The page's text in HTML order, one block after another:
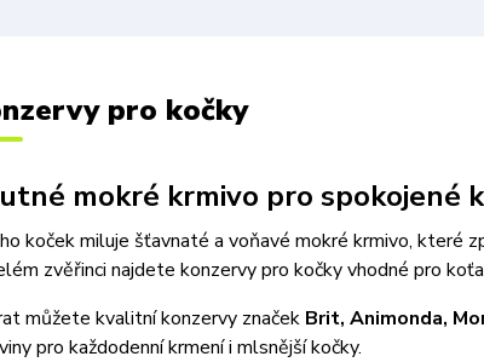
pro kočky
mokré krmivo pro spokojené
koček miluje šťavnaté a voňavé mokré krmivo, které
zvěřinci najdete konzervy pro kočky vhodné pro
můžete kvalitní konzervy značek Brit, Animonda,
pro každodenní krmení i mlsnější kočky.